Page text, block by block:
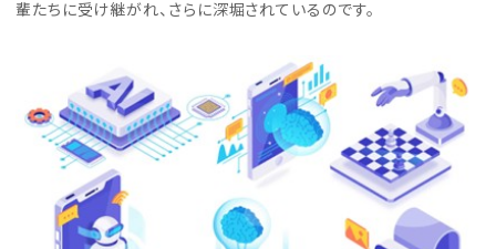
輩たちに受け継がれ、さらに深堀されているのです。